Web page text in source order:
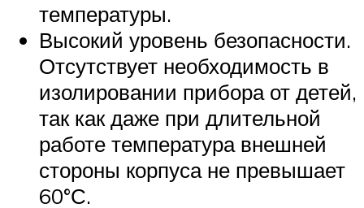
температуры.
Высокий уровень безопасности.
Отсутствует необходимость в
изолировании прибора от детей,
так как даже при длительной
работе температура внешней
стороны корпуса не превышает
60°С.